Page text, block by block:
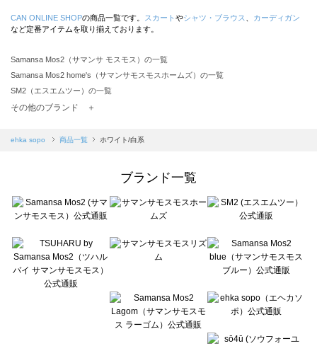
CAN ONLINE SHOPの商品一覧です。 スカート やシャツ・ブラウス
カーディガン
など定番アイテムを取り揃えております。
Samansa Mos2（サマンサ モスモス）の一覧
Samansa Mos2 home's（サマンサモスモスホームズ）の一覧
SM2（エスエムツー）の一覧
TSUHARU by Samansa Mos2（ツハルバイサマンサモスモス）の一覧
Samansa Mos2 blue（サマンサモスモス ブルー）の一覧
Te chichi（テチチ）の一覧
Te chichi CLASSIC（テチチ クラシック）の一覧
Lugnoncure（ルノンキュール）の一覧
BETTY'S BLUE（べティーズブルー）の一覧
Wpc.（ワールドパーティー）の一覧
その他のブランド ＋
ehka sopo 商品一覧 ホワイト/白系
ブランド一覧